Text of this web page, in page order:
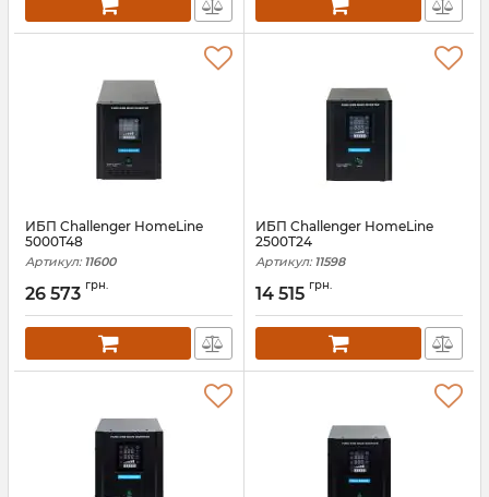
ИБП Challenger HomeLine
5000T48
Артикул: 11600
26 573 грн.
ИБП Challenger HomeLine
2500T24
Артикул: 11598
14 515 грн.